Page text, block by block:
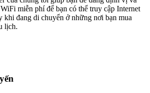
miễn phí để bạn có thể truy cập Internet
khi đang di chuyển ở những nơi bạn mua
lịch.